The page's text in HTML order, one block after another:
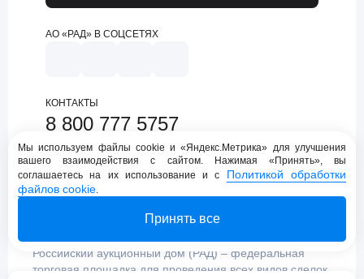
АО «РАД» В СОЦСЕТЯХ
КОНТАКТЫ
8 800 777 5757
support@lot-online.ru
Техническая поддержка
Российский аукционный дом (РАД) – федеральная
торговая площадка для проведения всех видов сделок
Мы используем файлы cookie и «Яндекс.Метрика» для улучшения
вашего взаимодействия с сайтом. Нажимая «Принять», вы
соглашаетесь на их использование и с Политикой обработки
файлов cookie.
Принять все